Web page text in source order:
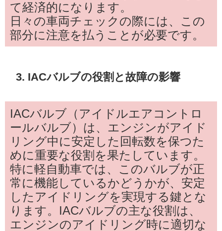
て経済的になります。
日々の車両チェックの際には、この
部分に注意を払うことが必要です。
3. IACバルブの役割と故障の影響
IACバルブ（アイドルエアコントロ
ールバルブ）は、エンジンがアイド
リング中に安定した回転数を保つた
めに重要な役割を果たしています。
特に軽自動車では、このバルブが正
常に機能しているかどうかが、安定
したアイドリングを実現する鍵とな
ります。IACバルブの主な役割は、
エンジンのアイドリング時に適切な